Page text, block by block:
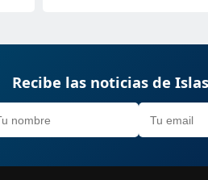
Recibe las noticias de